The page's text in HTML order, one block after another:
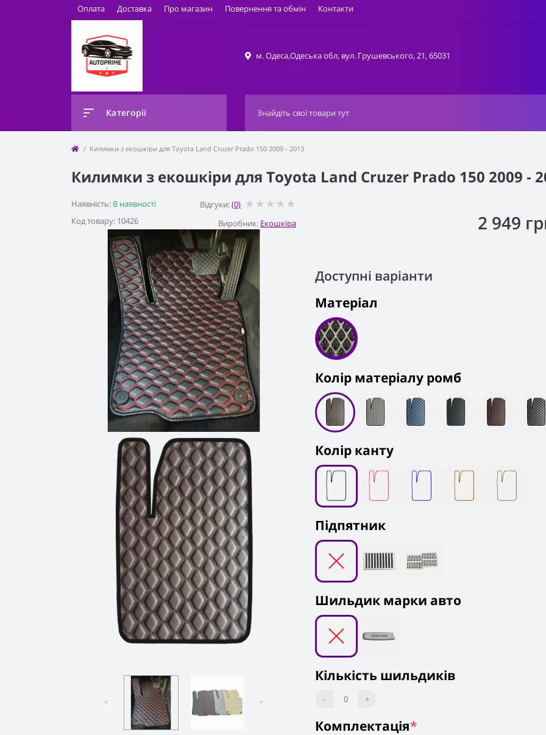
Оплата Доставка Про магазин Повернення та обмін Контакти
м. Одеса,Одеська обл, вул. Грушевського, 21, 65031
Категорії
Килимки з екошкіри для Toyota Land Cruzer Prado 150 2009 - 2013
Килимки з екошкіри для Toyota Land Cruzer Prado 150 2009 -
Наявність: В наявності
Код товару: 10426
Відгуки:(0)
Виробник: Екошкіра
< >
2 949
Доступні варіанти
Матеріал
Колiр матеріалу ромб
Колір канту
Підпятник
Шильдик марки авто
Кількість шильдиків
- 0 +
Комплектація*